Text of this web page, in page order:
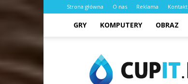
Strona główna O nas Reklama Kontakt
GRY KOMPUTERY OBRAZ
cupit.pl